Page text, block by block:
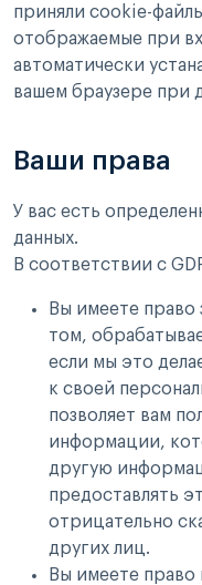
приняли cookie-
отображаемые при
автоматически
вашем браузере при
Ваши права
У вас есть
данных.
В соответствии с
Вы имеете
том,
если мы это
к своей
позволяет вам
информации,
другую
предоставлять
отрицательно
других лиц.
Вы имеете право